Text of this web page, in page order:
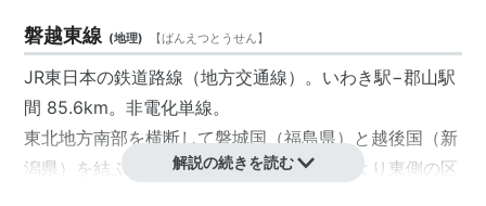
磐越東線 (地理) 【ばんえつとうせん】
JR東日本の鉄道路線 （地方交通線）。 いわき駅−郡山駅
間 85.6km。非電化単線。
東北地方南部を横断して磐城国（福島県）と越後国（新
潟県）を結ぶ「磐越線」のうち、東北本線より東側の区
解説の続きを読む